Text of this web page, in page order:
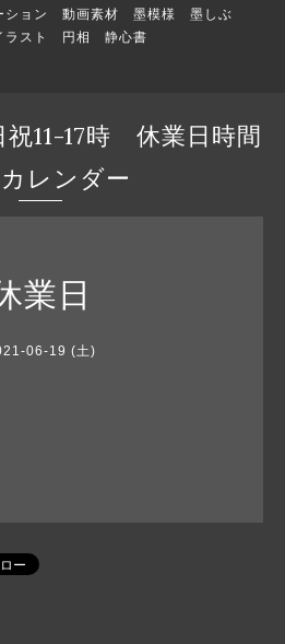
ション 動画素材 墨模様 墨しぶ
ラスト 円相 静心書
祝11-17時 休業日時間
レンダー
業日
06-19 (土)